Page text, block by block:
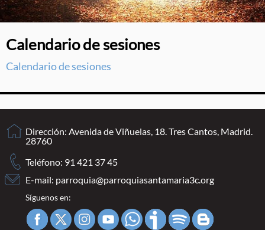
Calendario de sesiones
Calendario de sesiones
Dirección: Avenida de Viñuelas, 18. Tres Cantos, Madrid.
28760
Teléfono: 91 421 37 45
E-mail: parroquia@parroquiasantamaria3c.org
Síguenos en: